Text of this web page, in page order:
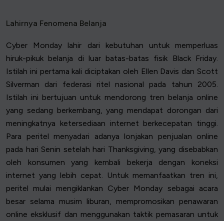
Lahirnya Fenomena Belanja
Cyber Monday lahir dari kebutuhan untuk memperluas
hiruk-pikuk belanja di luar batas-batas fisik Black Friday.
Istilah ini pertama kali diciptakan oleh Ellen Davis dan Scott
Silverman dari federasi ritel nasional pada tahun 2005.
Istilah ini bertujuan untuk mendorong tren belanja online
yang sedang berkembang, yang mendapat dorongan dari
meningkatnya ketersediaan internet berkecepatan tinggi.
Para peritel menyadari adanya lonjakan penjualan online
pada hari Senin setelah hari Thanksgiving, yang disebabkan
oleh konsumen yang kembali bekerja dengan koneksi
internet yang lebih cepat. Untuk memanfaatkan tren ini,
peritel mulai mengiklankan Cyber Monday sebagai acara
besar selama musim liburan, mempromosikan penawaran
online eksklusif dan menggunakan taktik pemasaran untuk